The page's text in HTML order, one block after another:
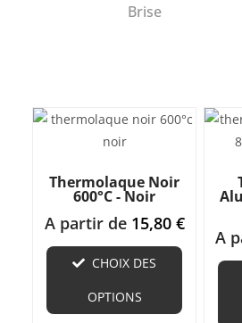
Brise
Thermolaque Noir
600°C - Noir
A partir de 15,80 €
CHOIX DES
OPTIONS
A